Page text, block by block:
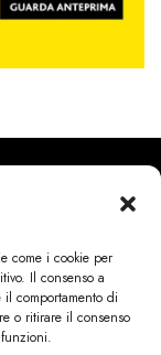
come i cookie per
Il consenso a
comportamento di
o ritirare il consenso
argomenti di
con metodo